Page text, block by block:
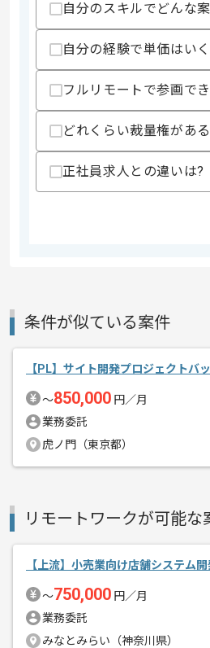
・FXや株
スキルに
精算・お支払い
精算条件
精算基準
支払いサイ
エージェントからのコ
メント
レバテッ
基本的に
自分のスキルでどんな
自分の経験で単価はい
フルリモートで参画で
どれくらい裁量権があ
正社員求人との違いは?
条件が似ている案件
【PL】サイト開発プロジェクトバ
〜850,000 円／月
業務委託
虎ノ門（東京都）
リモートワークが可能な
【上流】小売業向け店舗システム
〜750,000 円／月
業務委託
みなとみらい（神奈川県）